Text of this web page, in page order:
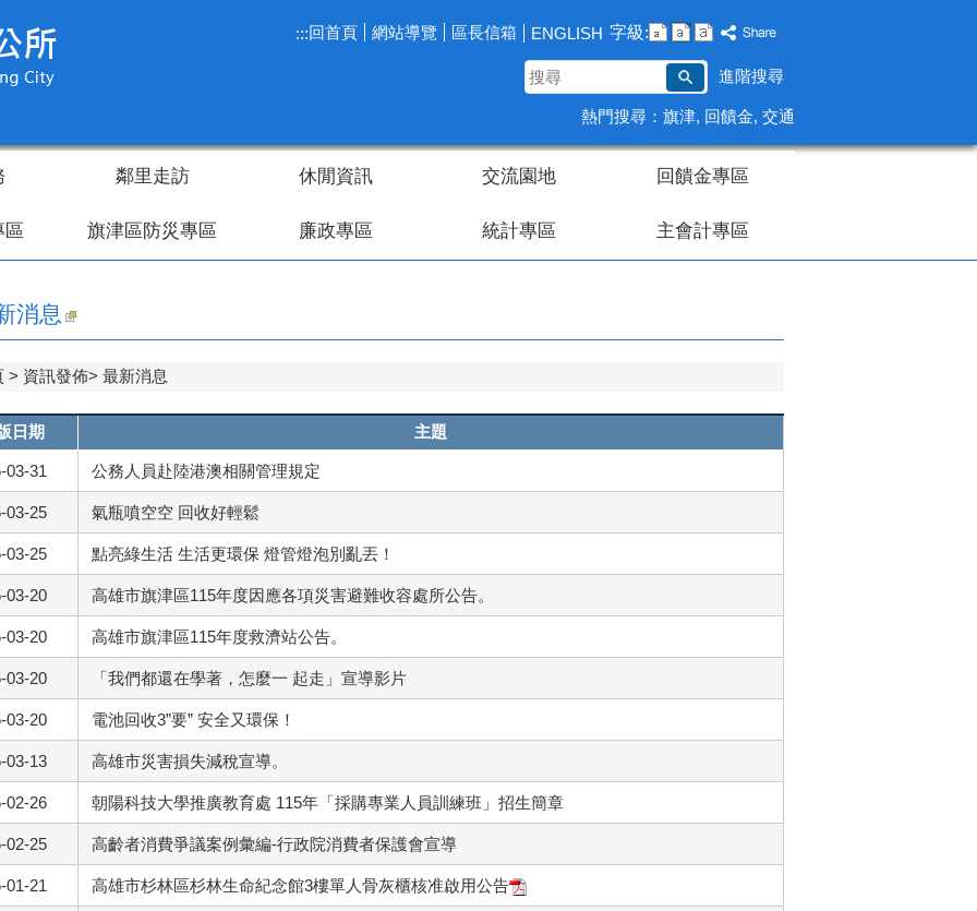
:::回首頁 網站導覽 區長信箱 ENGLISH 字級:
搜
尋
進階搜尋
熱門搜尋： 旗津 回饋金 交通
鄰里走訪 休閒資訊 交流園地 回饋金專區
區 旗津區防災專區 廉政專區 統計專區 主會計專區
消息
資訊發佈 最新消息
日期 主題
03-31 公務人員赴陸港澳相關管理規定
03-25 氣瓶噴空空 回收好輕鬆
03-25 點亮綠生活 生活更環保 燈管燈泡別亂丟！
03-20 高雄市旗津區115年度因應各項災害避難收容處所公告。
03-20 高雄市旗津區115年度救濟站公告。
03-20 「我們都還在學著，怎麼一 起走」宣導影片
03-20 電池回收3”要” 安全又環保！
03-13 高雄市災害損失減稅宣導。
02-26 朝陽科技大學推廣教育處 115年「採購專業人員訓練班」招生簡章
02-25 高齡者消費爭議案例彙編-行政院消費者保護會宣導
01-21 高雄市杉林區杉林生命紀念館3樓單人骨灰櫃核准啟用公告